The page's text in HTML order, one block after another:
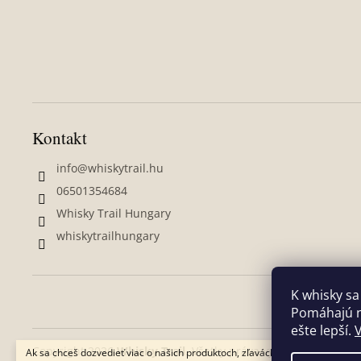
K whisky
Pomáhajú
ešte lepší.
Ak sa chceš dozvedieť viac o našich produktoch, zľavách, zákulisnom
Kontakt
info@whiskytrail.hu
06501354684
Whisky Trail Hungary
whiskytrailhungary
Copyright 2026Whisky Trail . Všetky práva vyhradené.